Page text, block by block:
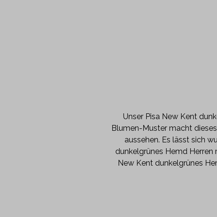
Unser Pisa New Kent
Blumen-Muster macht
aussehen. Es lässt sich
dunkelgrünes Hemd
New Kent dunkelgrünes